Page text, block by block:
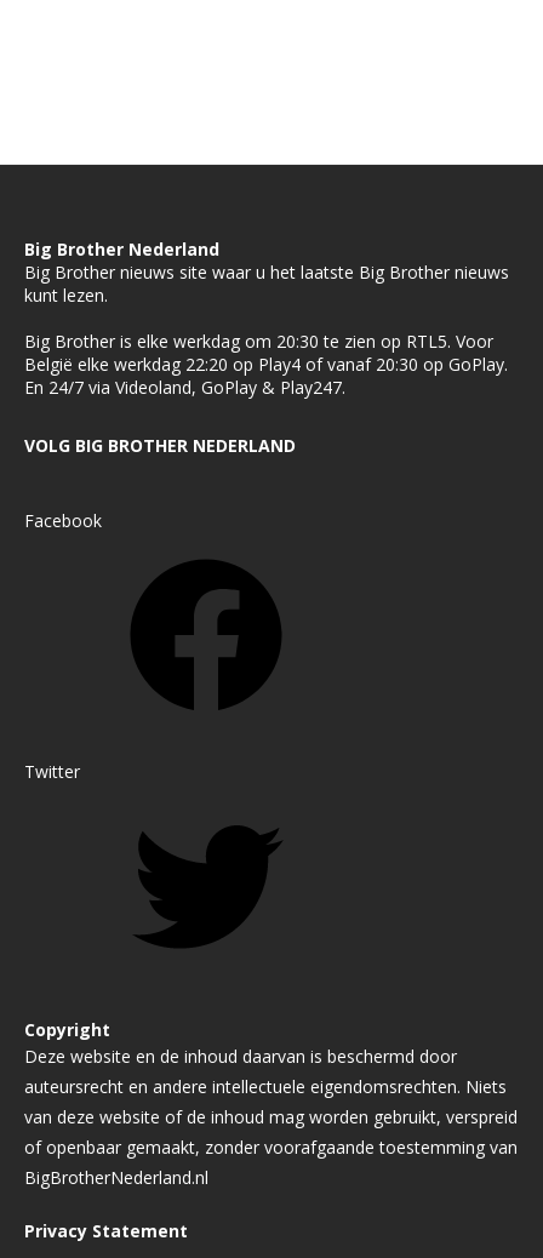
Big Brother Nederland
Big Brother nieuws site waar u het laatste Big Brother nieuws
kunt lezen.
Big Brother is elke werkdag om 20:30 te zien op RTL5. Voor
België elke werkdag 22:20 op Play4 of vanaf 20:30 op GoPlay.
En 24/7 via Videoland, GoPlay & Play247.
VOLG BIG BROTHER NEDERLAND
Facebook
Twitter
Copyright
Deze website en de inhoud daarvan is beschermd door
auteursrecht en andere intellectuele eigendomsrechten. Niets
van deze website of de inhoud mag worden gebruikt, verspreid
of openbaar gemaakt, zonder voorafgaande toestemming van
BigBrotherNederland.nl
Privacy Statement